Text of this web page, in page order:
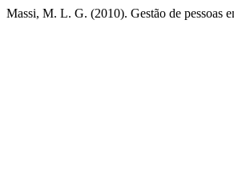
Massi, M. L. G. (2010). Gestão de pessoas